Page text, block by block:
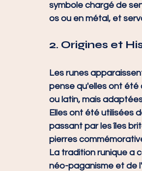
symbole chargé de
os ou en métal, et
2. Origines et
Les runes
pense qu'elles ont été
ou latin, mais
Elles ont été utilisées
passant par les îles
pierres
La tradition runique a
néo-paganisme et de